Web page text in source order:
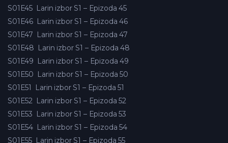
S01E45 Larin izbor S1 – Epizoda 45
S01E46 Larin izbor S1 – Epizoda 46
S01E47 Larin izbor S1 – Epizoda 47
S01E48 Larin izbor S1 – Epizoda 48
S01E49 Larin izbor S1 – Epizoda 49
S01E50 Larin izbor S1 – Epizoda 50
S01E51
Larin izbor S1 – Epizoda 51
S01E52 Larin izbor S1 – Epizoda 52
S01E53 Larin izbor S1 – Epizoda 53
S01E54 Larin izbor S1 – Epizoda 54
S01E55 Larin izbor S1 – Epizoda 55